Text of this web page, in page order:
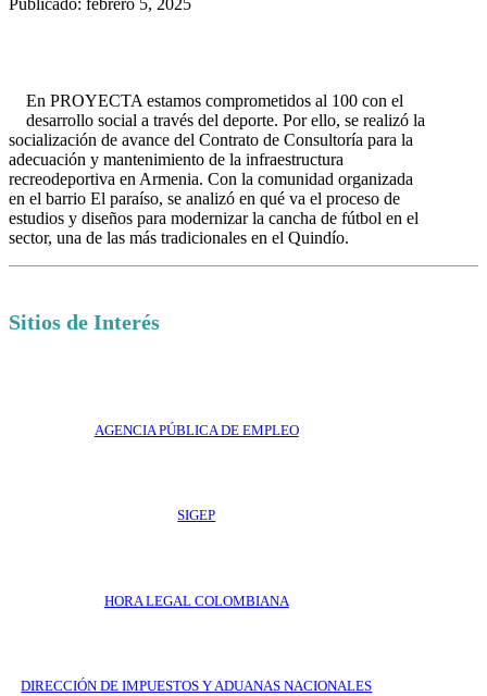
En PROYECTA estamos comprometidos al 100 con el
desarrollo social a través del deporte. Por ello, se realizó la
socialización de avance del Contrato de Consultoría para la
adecuación y mantenimiento de la infraestructura
recreodeportiva en Armenia. Con la comunidad organizada
en el barrio El paraíso, se analizó en qué va el proceso de
estudios y diseños para modernizar la cancha de fútbol en el
sector, una de las más tradicionales en el Quindío.
Sitios de Interés
AGENCIA PÚBLICA DE EMPLEO
SIGEP
HORA LEGAL COLOMBIANA
DIRECCIÓN DE IMPUESTOS Y ADUANAS NACIONALES